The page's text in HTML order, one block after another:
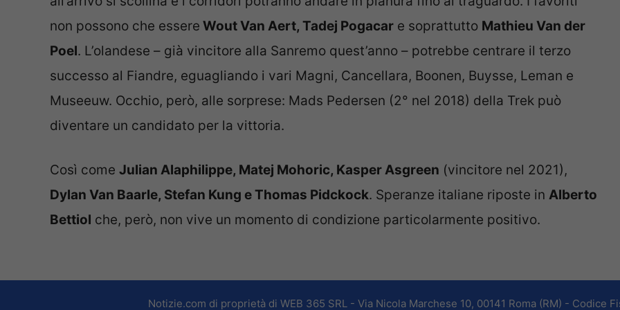
non possono che essere Wout Van Aert, Tadej Pogacar e soprattutto Mathieu Van der
Poel. L’olandese – già vincitore alla Sanremo quest’anno – potrebbe centrare il terzo
successo al Fiandre, eguagliando i vari Magni, Cancellara, Boonen, Buysse, Leman e
Museeuw. Occhio, però, alle sorprese: Mads Pedersen (2° nel 2018) della Trek può
diventare un candidato per la vittoria.
Così come Julian Alaphilippe, Matej Mohoric, Kasper Asgreen (vincitore nel 2021),
Dylan Van Baarle, Stefan Kung e Thomas Pidckock. Speranze italiane riposte in Alberto
Bettiol che, però, non vive un momento di condizione particolarmente positivo.
Notizie.com di proprietà di WEB 365 SRL - Via Nicola Marchese 10, 00141 Roma (RM) - Codice